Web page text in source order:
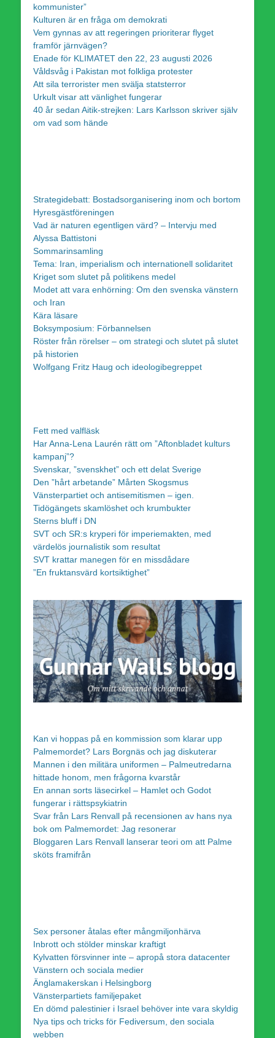
kommunister”
Kulturen är en fråga om demokrati
Vem gynnas av att regeringen prioriterar flyget
framför järnvägen?
Enade för KLIMATET den 22, 23 augusti 2026
Våldsvåg i Pakistan mot folkliga protester
Att sila terrorister men svälja statsterror
Urkult visar att vänlighet fungerar
40 år sedan Aitik-strejken: Lars Karlsson skriver själv
om vad som hände
Strategidebatt: Bostadsorganisering inom och bortom
Hyresgästföreningen
Vad är naturen egentligen värd? – Intervju med
Alyssa Battistoni
Sommarinsamling
Tema: Iran, imperialism och internationell solidaritet
Kriget som slutet på politikens medel
Modet att vara enhörning: Om den svenska vänstern
och Iran
Kära läsare
Boksymposium: Förbannelsen
Röster från rörelser – om strategi och slutet på slutet
på historien
Wolfgang Fritz Haug och ideologibegreppet
Fett med valfläsk
Har Anna-Lena Laurén rätt om ”Aftonbladet kulturs
kampanj”?
Svenskar, ”svenskhet” och ett delat Sverige
Den ”hårt arbetande” Mårten Skogsmus
Vänsterpartiet och antisemitismen – igen.
Tidögängets skamlöshet och krumbukter
Sterns bluff i DN
SVT och SR:s kryperi för imperiemakten, med
värdelös journalistik som resultat
SVT krattar manegen för en missdådare
”En fruktansvärd kortsiktighet”
Kan vi hoppas på en kommission som klarar upp
Palmemordet? Lars Borgnäs och jag diskuterar
Mannen i den militära uniformen – Palmeutredarna
hittade honom, men frågorna kvarstår
En annan sorts läsecirkel – Hamlet och Godot
fungerar i rättspsykiatrin
Svar från Lars Renvall på recensionen av hans nya
bok om Palmemordet: Jag resonerar
Bloggaren Lars Renvall lanserar teori om att Palme
sköts framifrån
Sex personer åtalas efter mångmiljonhärva
Inbrott och stölder minskar kraftigt
Kylvatten försvinner inte – apropå stora datacenter
Vänstern och sociala medier
Änglamakerskan i Helsingborg
Vänsterpartiets familjepaket
En dömd palestinier i Israel behöver inte vara skyldig
Nya tips och tricks för Fediversum, den sociala
webben